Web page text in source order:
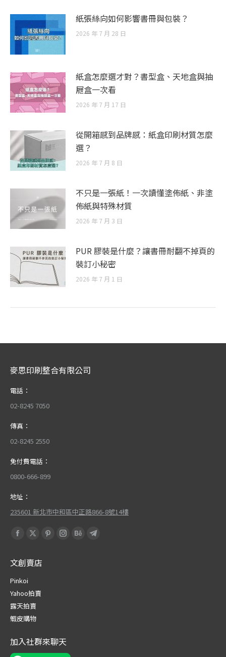
紙張絲向如何影響書冊與包裝？
2026 年 7 月 28 日
紙盒怎麼選才對？書型盒、天地盒與抽
屜盒一次看
2026 年 7 月 17 日
從開箱感到品牌感：紙盒印刷材質怎麼
選？
2026 年 7 月 8 日
不只是一張紙！一次讀懂塗佈紙、非塗
佈紙與特殊材質
2026 年 7 月 3 日
PUR 膠裝是什麼？讓書冊耐翻不掉頁的
裝訂小秘密
2026 年 7 月 1 日
麥思印刷整合有限公司
電話：
02-8245 7050
傳真：
02-8245 2550
免付費電話：
0800-666-899
地址：
235601 新北市中和區中正路866-8號14樓
Find us on:
Facebook
opens
in
new
window
X
opens
new
window
PinterestInstagram
BehanceTelegram
文創賣店
Pinkoi
Yahoo拍賣
露天拍賣
蝦皮購物
加入社群來聊天